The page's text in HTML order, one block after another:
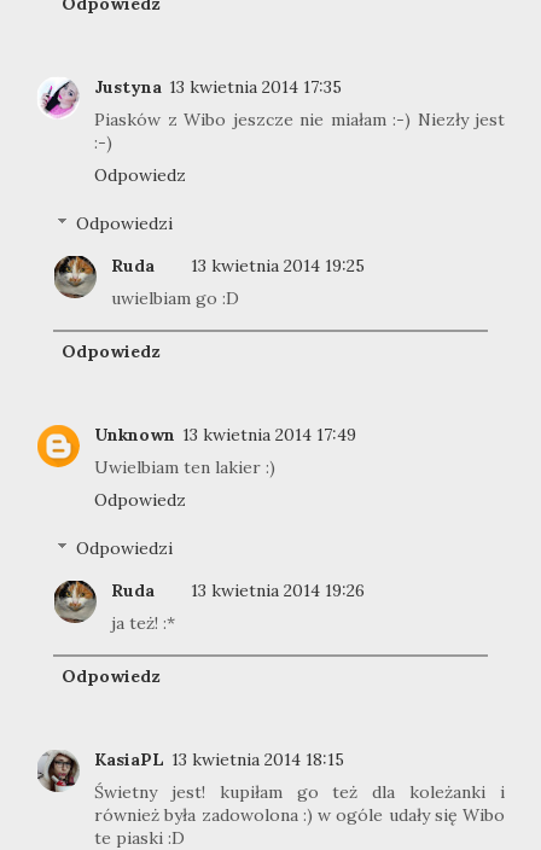
Justyna 13 kwietnia 2014 17:35
Piasków z Wibo jeszcze nie miałam :-) Niezły jest
:-)
Odpowiedz
Odpowiedzi
Ruda
13 kwietnia 2014 19:25
uwielbiam go :D
Odpowiedz
Unknown 13 kwietnia 2014 17:49
Uwielbiam ten lakier :)
Odpowiedz
Odpowiedzi
Ruda
13 kwietnia 2014 19:26
ja też! :*
Odpowiedz
KasiaPL 13 kwietnia 2014 18:15
Świetny jest! kupiłam go też dla koleżanki i
również była zadowolona :) w ogóle udały się Wibo
te piaski :D